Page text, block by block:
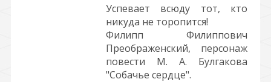
Успевает всюду тот, кто
никуда не торопится!
Филипп Филиппович
Преображенский, персонаж
повести М. А. Булгакова
"Собачье сердце".